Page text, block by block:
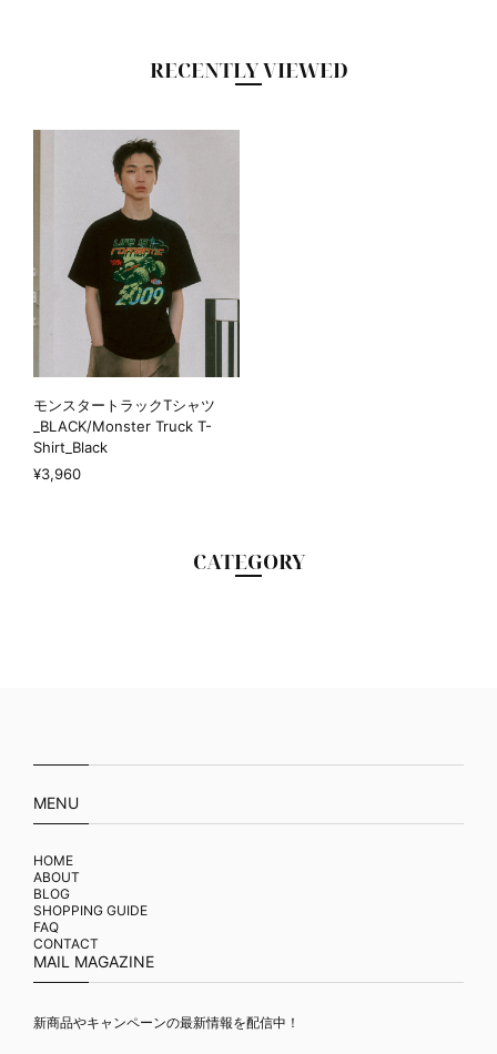
RECENTLY VIEWED
モンスタートラックTシャツ
_BLACK/Monster Truck T-
Shirt_Black
¥3,960
CATEGORY
MENU
HOME
ABOUT
BLOG
SHOPPING GUIDE
FAQ
CONTACT
MAIL MAGAZINE
新商品やキャンペーンの最新情報を配信中！